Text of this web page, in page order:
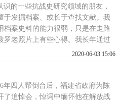
陷后才奉命突围撤往南平。图为
月20日，李
识的一些抗战史研究领域的朋友，
于发掘档案、或长于查找文献。我
档案史料的能力很弱，只是在走路
罗老照片上有些心得。我长年通过
收购抗战阵亡将士纪念建筑的老照
可能并不会以本名出现，而是混杂
特定主题的照片
2020-06-03 15:06
年四人帮倒台后，福建省政府为陈
了追悼会，悼词中缅怀他在解放战